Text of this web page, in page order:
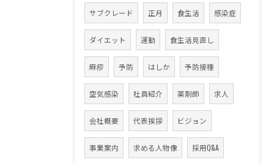
サブクレード 正月 食生活 感染症
ダイエット 運動 食生活見直し
麻疹 予防 はしか 予防接種
空気感染 社員紹介 薬剤師 求人
会社概要 代表挨拶 ビジョン
事業案内 求める人物像 採用Q&A